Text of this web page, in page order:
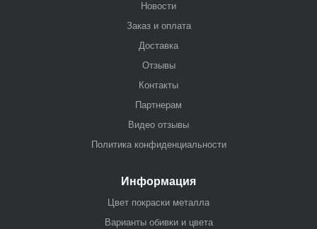
Новости
Заказ и оплата
Доставка
Отзывы
Контакты
Партнерам
Видео отзывы
Политика конфиденциальности
Информация
Цвет покраски металла
Варианты обивки и цвета